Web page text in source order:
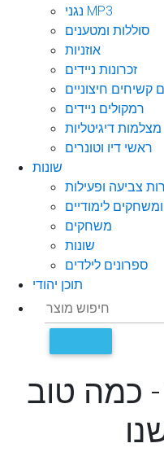
נגני MP3
סוללות ומטענים
אוזניות
זכרונות ניידים
קשיחים חיצוניים
רמקולים ניידים
מצלמות דיגיטליות
ראשי דיו וטונרים
שונות
צביעה ופעילות
לימודיים
משחקים
שונות
ספרונים לילדים
תוכן יהודי
כמה טוב